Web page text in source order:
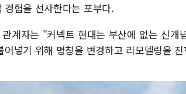
경험을 선사한다는 포부다.
계자는 "커넥트 현대는 부산에 없는 신
어넣기 위해 명칭을 변경하고 리모델링을